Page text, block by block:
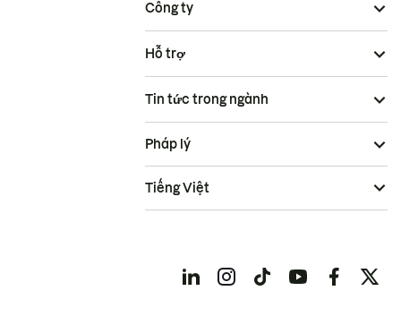
Công ty
Hỗ trợ
Tin tức trong ngành
Pháp lý
Tiếng Việt